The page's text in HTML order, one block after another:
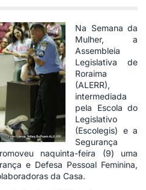
Na Semana da
Mulher, a
Assembleia
Legislativa de
Roraima
(ALERR),
intermediada
pela Escola do
Legislativo
(Escolegis) e a
Segurança
naquinta-feira (9) uma
e Defesa Pessoal Feminina,
da Casa.